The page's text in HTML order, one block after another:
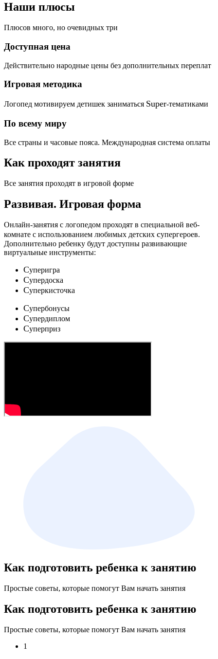
Наши плюсы
Плюсов много, но очевидных три
Доступная цена
Действительно народные цены без дополнительных переплат
Игровая методика
Логопед мотивируем детишек заниматься Super-тематиками
По всему миру
Все страны и часовые пояса. Международная система оплаты
Как проходят занятия
Все занятия проходят в игровой форме
Развивая. Игровая форма
Онлайн-занятия с логопедом проходят в специальной веб-
комнате с использованием любимых детских cупергероев.
Дополнительно ребенку будут доступны развивающие
виртуальные инструменты:
Cуперигра
Cупердоска
Cуперкисточка
Cупербонусы
Cупердиплом
Cуперприз
Как подготовить ребенка к занятию
Простые советы, которые помогут Вам начать занятия
Как подготовить ребенка к занятию
Простые советы, которые помогут Вам начать занятия
1